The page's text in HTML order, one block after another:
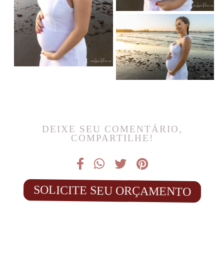
DEIXE SEU COMENTÁRIO,
COMPARTILHE!
SOLICITE SEU ORÇAMENTO